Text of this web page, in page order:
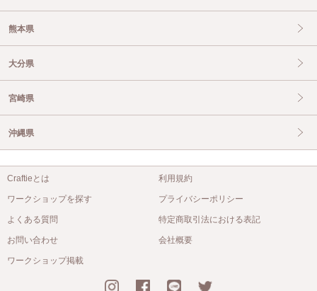
熊本県
大分県
宮崎県
沖縄県
Craftieとは
ワークショップを探す
よくある質問
お問い合わせ
ワークショップ掲載
利用規約
プライバシーポリシー
特定商取引法における表記
会社概要